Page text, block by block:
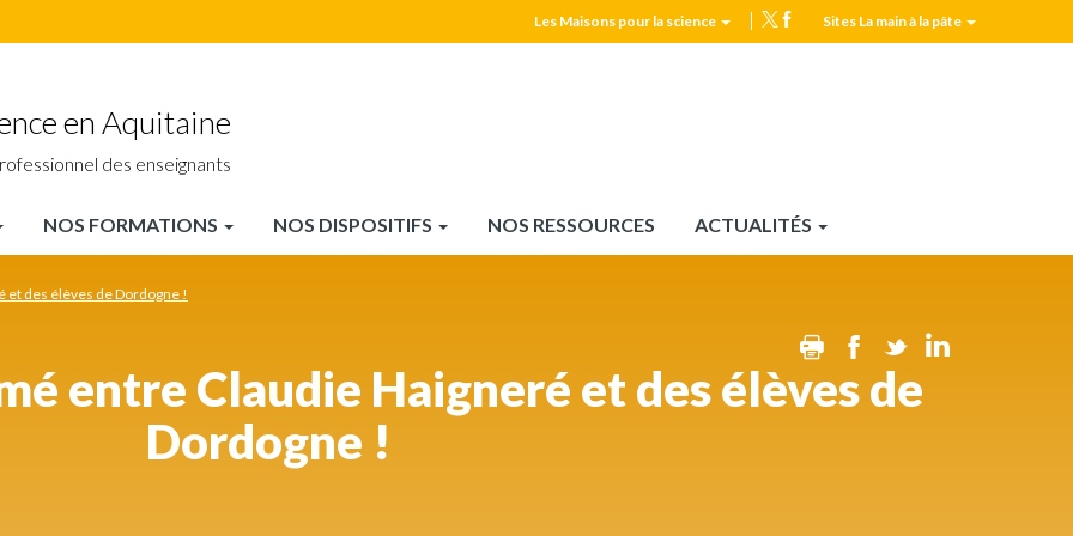
MPLS
Les Maisons pour la science Sites La main à la pâte
en Aquitaine
des enseignants
NOS FORMATIONS NOS DISPOSITIFS NOS RESSOURCES ACTUALITÉS
et des élèves de Dordogne !
PrintFacebook
Twitter
entre Claudie Haigneré et des élèves de
Dordogne !